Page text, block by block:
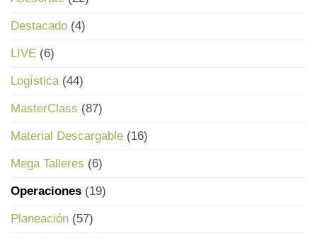
Destacado (4)
LIVE (6)
Logística(44)
MasterClass (87)
Material Descargable (16)
Mega Talleres (6)
Operaciones (19)
Planeación (57)